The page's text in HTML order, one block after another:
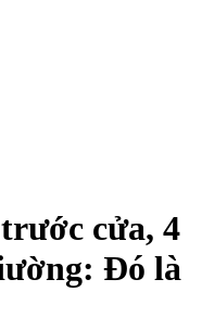
cửa, 4
Đó là